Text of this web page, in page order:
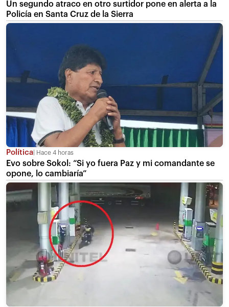
Un segundo atraco en otro surtidor pone en alerta a la
Policía en Santa Cruz de la Sierra
Política Hace 4 horas
Evo sobre Sokol: “Si yo fuera Paz y mi comandante se
opone, lo cambiaría”